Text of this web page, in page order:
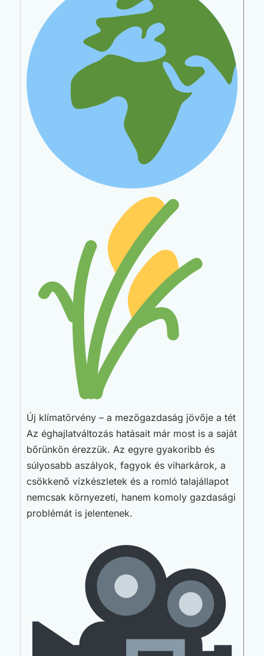
Új klímatörvény – a mezőgazdaság jövője a tét
Az éghajlatváltozás hatásait már most is a saját
bőrünkön érezzük. Az egyre gyakoribb és
súlyosabb aszályok, fagyok és viharkárok, a
csökkenő vízkészletek és a romló talajállapot
nemcsak környezeti, hanem komoly gazdasági
problémát is jelentenek.